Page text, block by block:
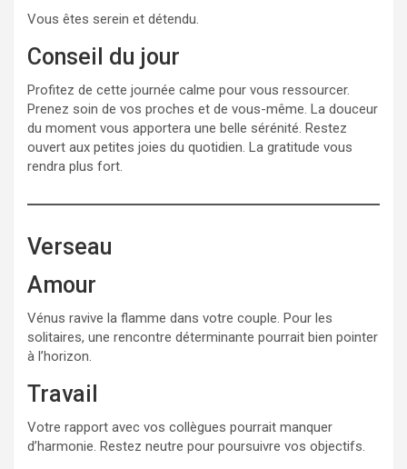
Vous êtes serein et détendu.
Conseil du jour
Profitez de cette journée calme pour vous ressourcer.
Prenez soin de vos proches et de vous-même. La douceur
du moment vous apportera une belle sérénité. Restez
ouvert aux petites joies du quotidien. La gratitude vous
rendra plus fort.
Verseau
Amour
Vénus ravive la flamme dans votre couple. Pour les
solitaires, une rencontre déterminante pourrait bien pointer
à l’horizon.
Travail
Votre rapport avec vos collègues pourrait manquer
d’harmonie. Restez neutre pour poursuivre vos objectifs.